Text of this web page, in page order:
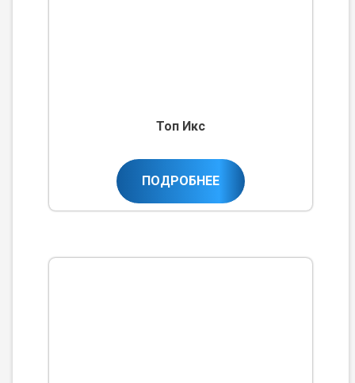
Топ Икс
ПОДРОБНЕЕ